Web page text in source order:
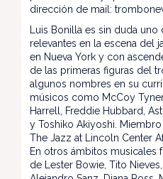
dirección de mail:
Luis Bonilla es sin duda
relevantes en la escena del
en Nueva York y con
de las primeras figuras del
algunos nombres en su
músicos como McCoy
Harrell, Freddie Hubbard,
y Toshiko Akiyoshi.
The Jazz at Lincoln Center
En otros ámbitos musicales
de Lester Bowie, Tito